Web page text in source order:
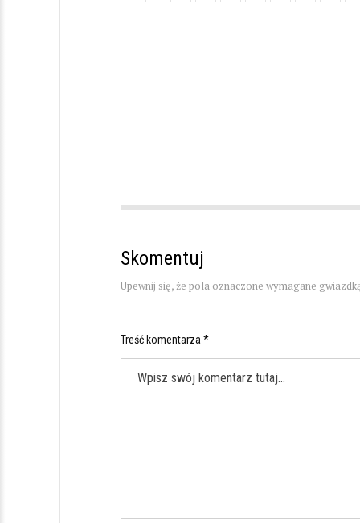
Skomentuj
Upewnij się, że pola oznaczone wymagane
Treść komentarza *